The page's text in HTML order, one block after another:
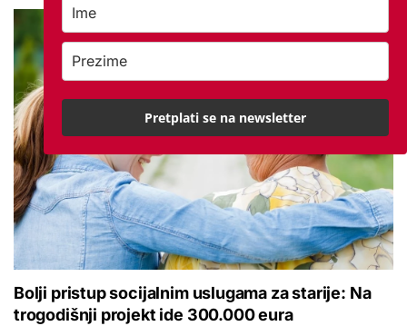
Bolji pristup socijalnim uslugama za starije: Na
trogodišnji projekt ide 300.000 eura
Pretplati se na newsletter